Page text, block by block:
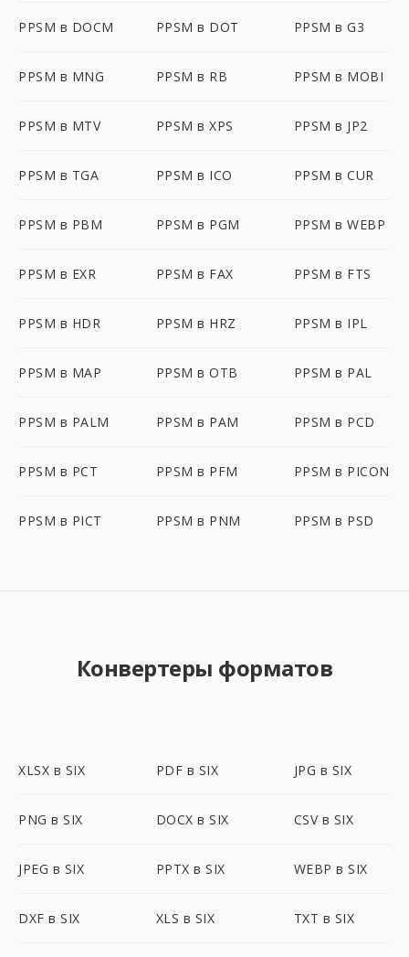
PPSM в DOCM PPSM в DOT PPSM в G3
PPSM в MNG PPSM в RB PPSM в MOBI
PPSM в MTV PPSM в XPS PPSM в JP2
PPSM в TGA PPSM в ICO PPSM в CUR
PPSM в PBM PPSM в PGM PPSM в WEBP
PPSM в EXR PPSM в FAX PPSM в FTS
PPSM в HDR PPSM в HRZ PPSM в IPL
PPSM в MAP PPSM в OTB PPSM в PAL
PPSM в PALM PPSM в PAM PPSM в PCD
PPSM в PCT PPSM в PFM PPSM в PICON
PPSM в PICT PPSM в PNM PPSM в PSD
Конвертеры форматов
XLSX в SIX PDF в SIX JPG в SIX
PNG в SIX DOCX в SIX CSV в SIX
JPEG в SIX PPTX в SIX WEBP в SIX
DXF в SIX XLS в SIX TXT в SIX